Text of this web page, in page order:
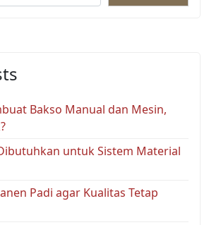
Bakso Manual dan Mesin,
untuk Sistem Material
Padi agar Kualitas Tetap